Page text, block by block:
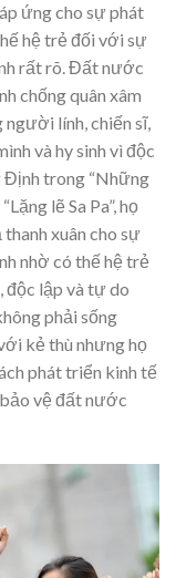
ứng cho sự phát
hệ trẻ đối với sự
rất rõ. Đất nước
chống quân xâm
lính, chiến sĩ,
và hy sinh vì độc
Định trong “Những
lẽ Sa Pa”, họ
xuân cho sự
nhờ có thế hệ trẻ
độc lập và tự do
phải sống
kẻ thù nhưng họ
phát triển kinh tế
vệ đất nước